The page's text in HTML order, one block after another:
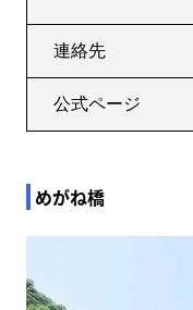
連絡先
公式ページ
めがね橋